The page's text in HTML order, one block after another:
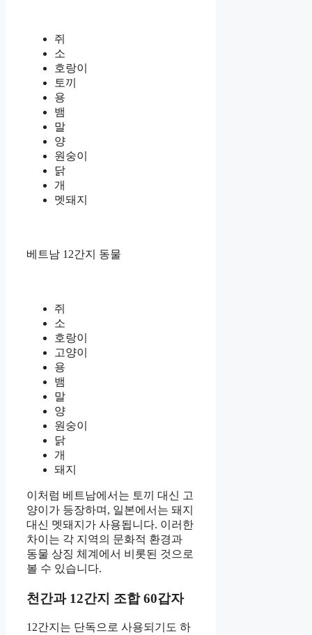
쥐
소
호랑이
토끼
용
뱀
말
양
원숭이
닭
개
멧돼지
베트남 12간지 동물
쥐
소
호랑이
고양이
용
뱀
말
양
원숭이
닭
개
돼지
이처럼 베트남에서는 토끼 대신 고
양이가 등장하며, 일본에서는 돼지
대신 멧돼지가 사용됩니다. 이러한
차이는 각 지역의 문화적 환경과
동물 상징 체계에서 비롯된 것으로
볼 수 있습니다.
천간과 12간지 조합 60갑자
12간지는 단독으로 사용되기도 하